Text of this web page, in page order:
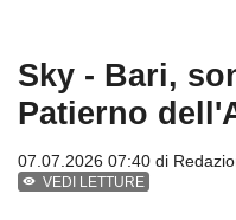
Sky - Bari,
Patierno
07.07.2026 07:40 di
VEDI LETTURE